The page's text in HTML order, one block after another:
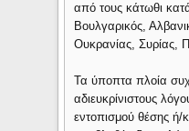
από τους κάτωθι
Βουλγαρικός,
Ουκρανίας, Συρίας,
Τα ύποπτα πλοία
αδιευκρίνιστους
εντοπισμού θέσης ή/